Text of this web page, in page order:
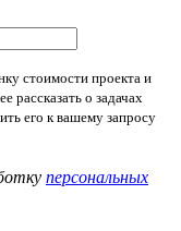
стоимости проекта и
рассказать о задачах
его к вашему запросу
персональных